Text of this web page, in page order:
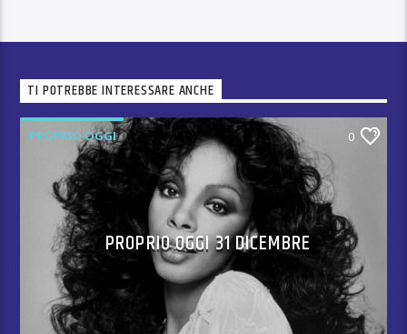
TI POTREBBE INTERESSARE ANCHE
PROPRIO OGGI 0
PROPRIO OGGI 31 DICEMBRE